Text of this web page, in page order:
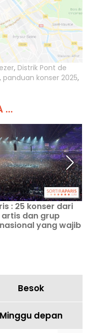
, Distrik Pont de
, panduan konser 2025,
...
: 25 konser dari
artis dan grup
yang wajib
Besok
Minggu depan